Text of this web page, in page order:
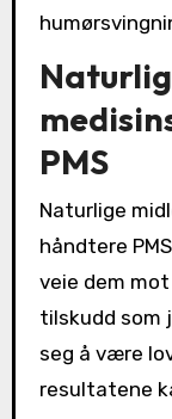
PMS
Naturlige
håndtere
veie dem
tilskudd som
seg å være
resultatene